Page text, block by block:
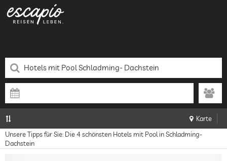
Karte
Unsere Tipps für Sie: Die 4 schönsten Hotels mit Pool in Schladming-
Dachstein